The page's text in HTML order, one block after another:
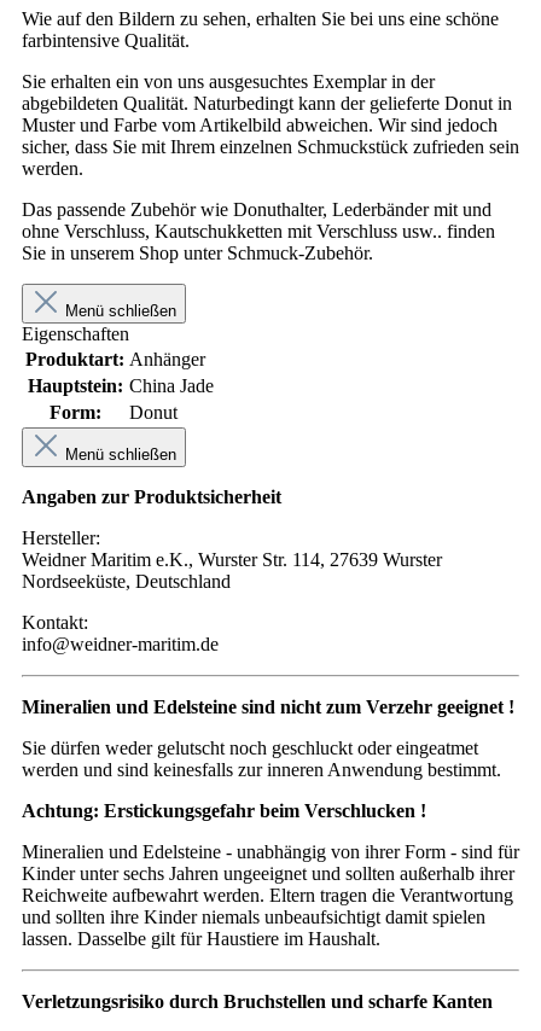
Wie auf den Bildern zu sehen, erhalten Sie bei uns eine schöne
farbintensive Qualität.
Sie erhalten ein von uns ausgesuchtes Exemplar in der
abgebildeten Qualität. Naturbedingt kann der gelieferte Donut in
Muster und Farbe vom Artikelbild abweichen. Wir sind jedoch
sicher, dass Sie mit Ihrem einzelnen Schmuckstück zufrieden sein
werden.
Das passende Zubehör wie Donuthalter, Lederbänder mit und
ohne Verschluss, Kautschukketten mit Verschluss usw.. finden
Sie in unserem Shop unter Schmuck-Zubehör.
Menü schließen
Eigenschaften
Produktart: Anhänger
Hauptstein: China Jade
Form:
Donut
Menü schließen
Angaben zur Produktsicherheit
Hersteller:
Weidner Maritim e.K., Wurster Str. 114, 27639 Wurster
Nordseeküste, Deutschland
Kontakt:
info@weidner-maritim.de
Mineralien und Edelsteine sind nicht zum Verzehr geeignet !
Sie dürfen weder gelutscht noch geschluckt oder eingeatmet
werden und sind keinesfalls zur inneren Anwendung bestimmt.
Achtung: Erstickungsgefahr beim Verschlucken !
Mineralien und Edelsteine - unabhängig von ihrer Form - sind für
Kinder unter sechs Jahren ungeeignet und sollten außerhalb ihrer
Reichweite aufbewahrt werden. Eltern tragen die Verantwortung
und sollten ihre Kinder niemals unbeaufsichtigt damit spielen
lassen. Dasselbe gilt für Haustiere im Haushalt.
Verletzungsrisiko durch Bruchstellen und scharfe Kanten